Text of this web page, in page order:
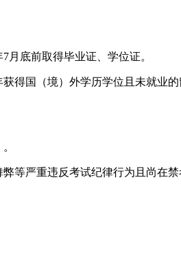
月底前取得毕业证、学位证。
得国（境）外学历学位且未就业
等严重违反考试纪律行为且尚在